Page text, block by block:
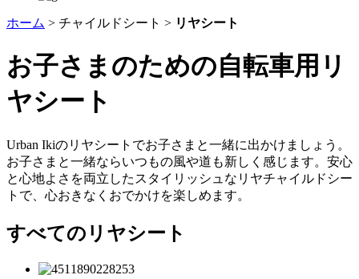
ホーム > チャイルドシート > リヤシート
お子さまのための自転車用リ
ヤシート
Urban Ikiのリヤシートでお子さまと一緒に出かけましょう。
お子さまと一緒ならいつもの風や道も新しく感じます。安心
と心地よさを両立したスタイリッシュなリヤチャイルドシー
トで、心おきなくおでかけを楽しめます。
すべてのリヤシート